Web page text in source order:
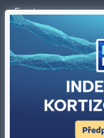
Eventy
Newslettery
Autorská práva vykonává
zakázáno jakékoli užití
jakýmkoli způsobem,
jiném jazyce. Bez